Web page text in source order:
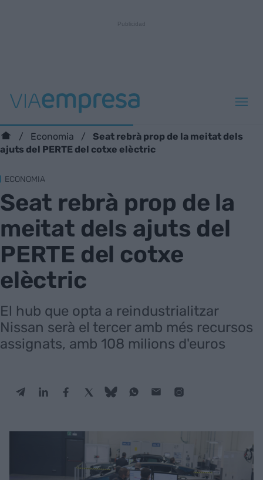
Economia
Seat rebrà prop de la meitat dels
ajuts del PERTE del cotxe elèctric
ECONOMIA
Seat rebrà prop de la
meitat dels ajuts del
PERTE del cotxe
elèctric
El hub que opta a reindustrialitzar
Nissan serà el tercer amb més recursos
assignats, amb 108 milions d'euros